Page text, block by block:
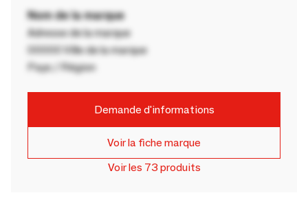
Nom de la marque
Adresse de la marque
00000 Ville de la marque
Pays / Région
Demande d'informations
Voir la fiche marque
Voir les 73 produits